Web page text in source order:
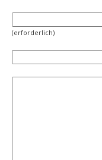
(erforderlich)